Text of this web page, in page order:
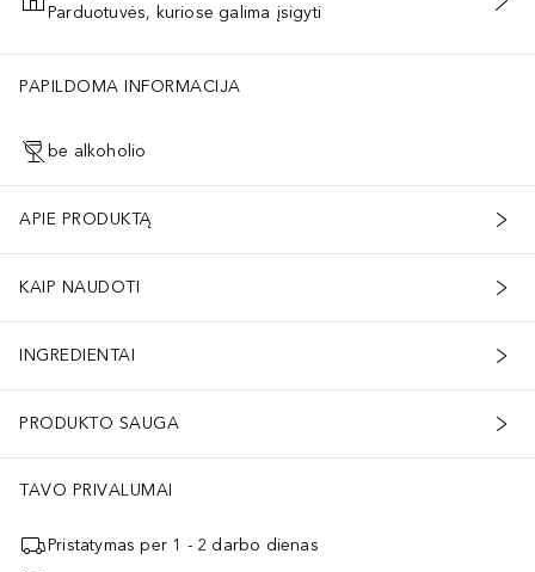
PRIDĖTI Į KREPŠELĮ
Parduotuvės, kuriose galima įsigyti
PAPILDOMA INFORMACIJA
be alkoholio
APIE PRODUKTĄ
KAIP NAUDOTI
INGREDIENTAI
PRODUKTO SAUGA
TAVO PRIVALUMAI
Pristatymas per 1 - 2 darbo dienas